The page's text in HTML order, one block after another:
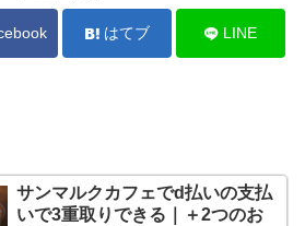
はてブ LINE
サンマルクカフェでd払いの支払
いで3重取りできる｜＋2つのお